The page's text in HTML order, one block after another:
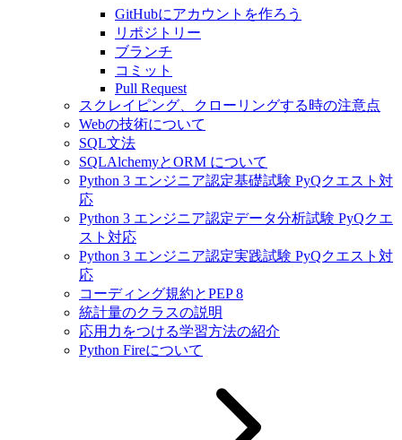
GitHubにアカウントを作ろう
リポジトリー
ブランチ
コミット
Pull Request
スクレイピング、クローリングする時の注意点
Webの技術について
SQL文法
SQLAlchemyとORM について
Python 3 エンジニア認定基礎試験 PyQクエスト対
応
Python 3 エンジニア認定データ分析試験 PyQクエ
スト対応
Python 3 エンジニア認定実践試験 PyQクエスト対
応
コーディング規約とPEP 8
統計量のクラスの説明
応用力をつける学習方法の紹介
Python Fireについて